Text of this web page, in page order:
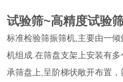
试验筛~高精度试验
标准检验筛振筛机,主要由一
机组成.在筛盘支架上安装有
承筛盘上,呈阶梯状敞开布置，